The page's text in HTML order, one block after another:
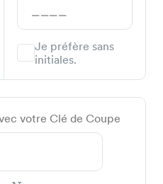
Je préfère sans
initiales.
votre Clé de Coupe